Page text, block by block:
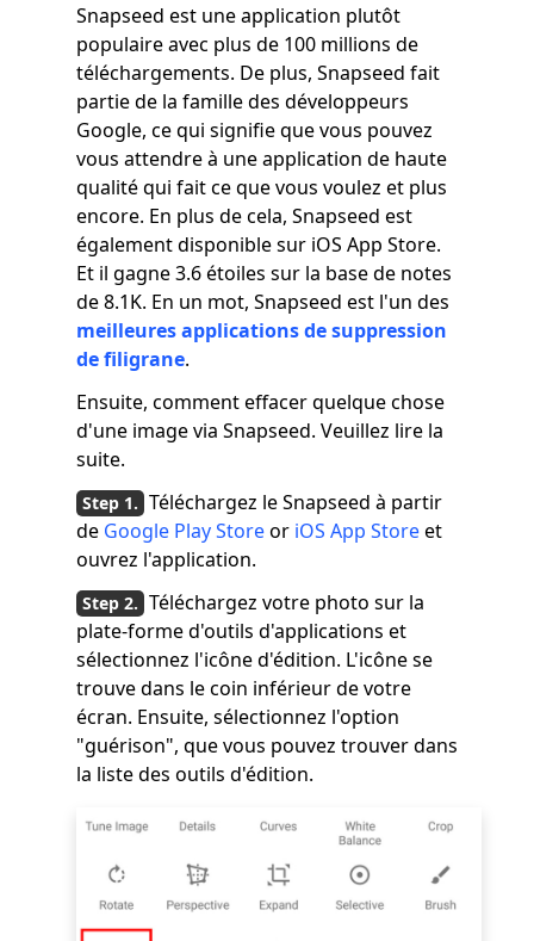
Snapseed est une application plutôt
populaire avec plus de 100 millions de
téléchargements. De plus, Snapseed fait
partie de la famille des développeurs
Google, ce qui signifie que vous pouvez
vous attendre à une application de haute
qualité qui fait ce que vous voulez et plus
encore. En plus de cela, Snapseed est
également disponible sur iOS App Store.
Et il gagne 3.6 étoiles sur la base de notes
de 8.1K. En un mot, Snapseed est l'un des
meilleures applications de suppression
de filigrane.
Ensuite, comment effacer quelque chose
d'une image via Snapseed. Veuillez lire la
suite.
Téléchargez le Snapseed à partir
de Google Play Storeor iOS App Storeet
ouvrez l'application.
Téléchargez votre photo sur la
plate-forme d'outils d'applications et
sélectionnez l'icône d'édition. L'icône se
trouve dans le coin inférieur de votre
écran. Ensuite, sélectionnez l'option
"guérison", que vous pouvez trouver dans
la liste des outils d'édition.